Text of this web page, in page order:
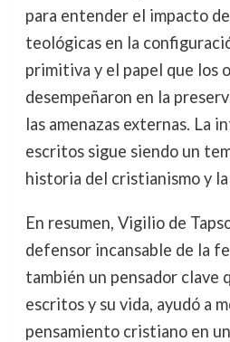
para entender el impacto
teológicas en la
primitiva y el papel que los
desempeñaron en la
las amenazas externas. La
escritos sigue siendo un
historia del cristianismo y
En resumen, Vigilio de
defensor incansable de la
también un pensador clave
escritos y su vida, ayudó a
pensamiento cristiano en